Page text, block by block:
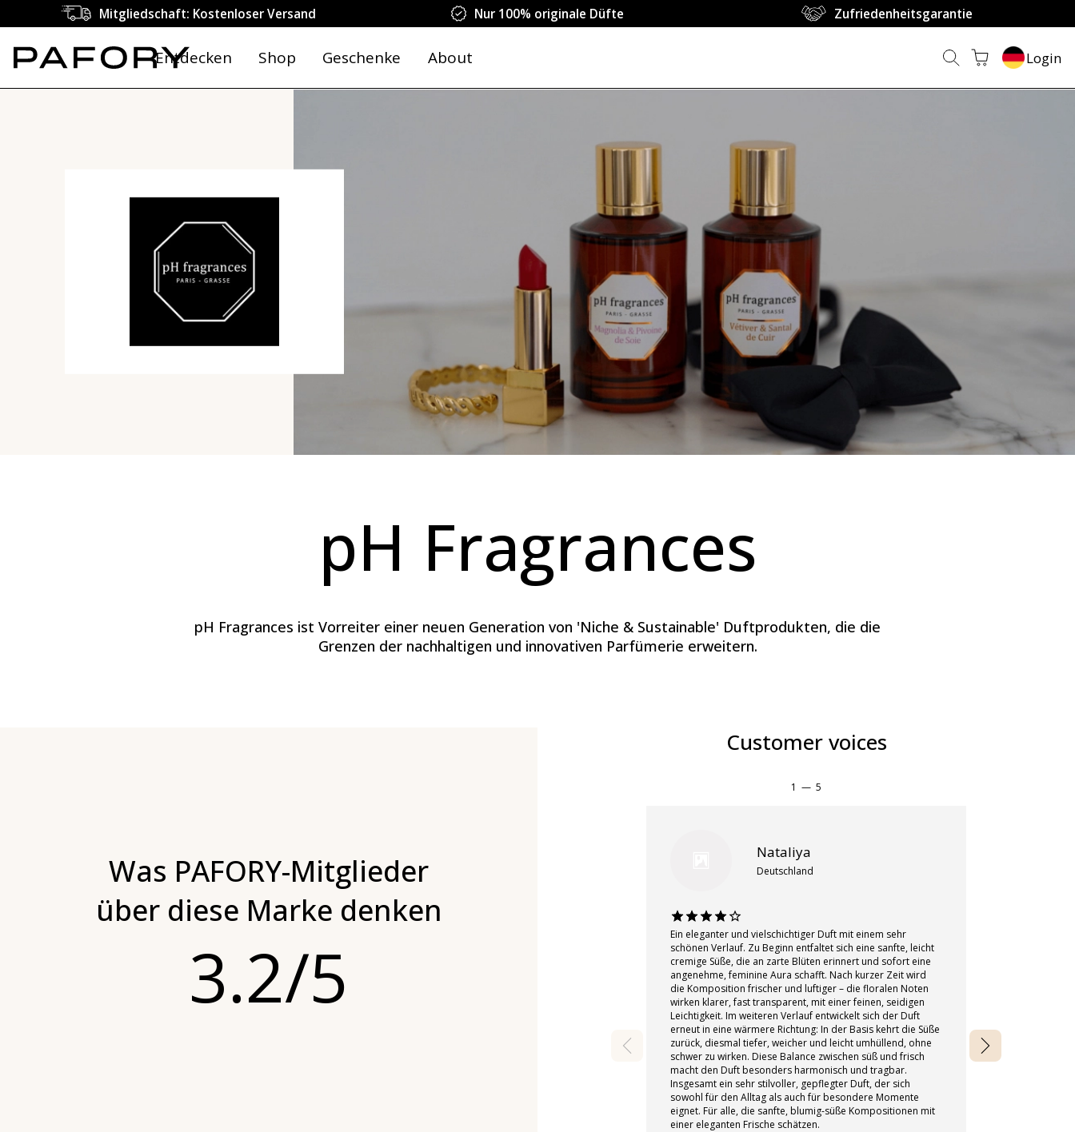
Mitgliedschaft: Kostenloser Versand Nur 100% originale Düfte Zufriedenheitsgarantie
Entdecken Shop Geschenke About Login
pH Fragrances
pH Fragrances ist Vorreiter einer neuen Generation von 'Niche & Sustainable' Duftprodukten, die die
Grenzen der nachhaltigen und innovativen Parfümerie erweitern.
Was PAFORY-Mitglieder
über diese Marke denken
3.2/5
Customer voices
1 — 5
Nataliya
Deutschland
Ein eleganter und vielschichtiger Duft mit einem sehr
schönen Verlauf. Zu Beginn entfaltet sich eine sanfte, leicht
cremige Süße, die an zarte Blüten erinnert und sofort eine
angenehme, feminine Aura schafft. Nach kurzer Zeit wird
die Komposition frischer und luftiger – die floralen Noten
wirken klarer, fast transparent, mit einer feinen, seidigen
Leichtigkeit. Im weiteren Verlauf entwickelt sich der Duft
erneut in eine wärmere Richtung: In der Basis kehrt die Süße
zurück, diesmal tiefer, weicher und leicht umhüllend, ohne
schwer zu wirken. Diese Balance zwischen süß und frisch
macht den Duft besonders harmonisch und tragbar.
Insgesamt ein sehr stilvoller, gepflegter Duft, der sich
sowohl für den Alltag als auch für besondere Momente
eignet. Für alle, die sanfte, blumig-süße Kompositionen mit
einer eleganten Frische schätzen.